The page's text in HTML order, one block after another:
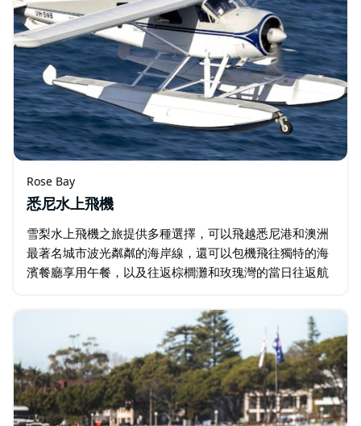
Rose Bay
悉尼水上飛機
雪梨水上飛機之旅提供多種選擇，可以飛越悉尼港和澳洲
最著名城市波光粼粼的海岸線，還可以包機飛往獨特的海
濱餐廳享用午餐，以及往返棕櫚灘和玫瑰灣的當日往返航
Cottage Point…